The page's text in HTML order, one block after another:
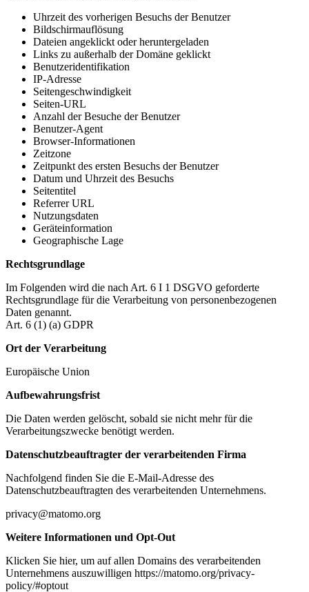
Uhrzeit des vorherigen Besuchs der Benutzer
Bildschirmauflösung
Dateien angeklickt oder heruntergeladen
Links zu außerhalb der Domäne geklickt
Benutzeridentifikation
IP-Adresse
Seitengeschwindigkeit
Seiten-URL
Anzahl der Besuche der Benutzer
Benutzer-Agent
Browser-Informationen
Zeitzone
Zeitpunkt des ersten Besuchs der Benutzer
Datum und Uhrzeit des Besuchs
Seitentitel
Referrer URL
Nutzungsdaten
Geräteinformation
Geographische Lage
Rechtsgrundlage
Im Folgenden wird die nach Art. 6 I 1 DSGVO geforderte
Rechtsgrundlage für die Verarbeitung von personenbezogenen
Daten genannt.
Art. 6 (1) (a) GDPR
Ort der Verarbeitung
Europäische Union
Aufbewahrungsfrist
Die Daten werden gelöscht, sobald sie nicht mehr für die
Verarbeitungszwecke benötigt werden.
Datenschutzbeauftragter der verarbeitenden Firma
Nachfolgend finden Sie die E-Mail-Adresse des
Datenschutzbeauftragten des verarbeitenden Unternehmens.
privacy@matomo.org
Weitere Informationen und Opt-Out
Klicken Sie hier, um auf allen Domains des verarbeitenden
Unternehmens auszuwilligen https://matomo.org/privacy-
policy/#optout